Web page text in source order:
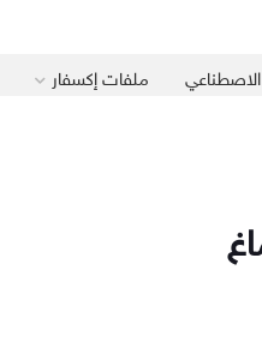
الاصطناعي ملفات إكسفار